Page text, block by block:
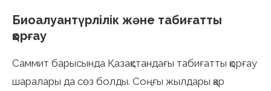
Биоалуантүрлілік және табиғатты
қорғау
Саммит барысында Қазақстандағы табиғатты қорғау
шаралары да сөз болды. Соңғы жылдары қар